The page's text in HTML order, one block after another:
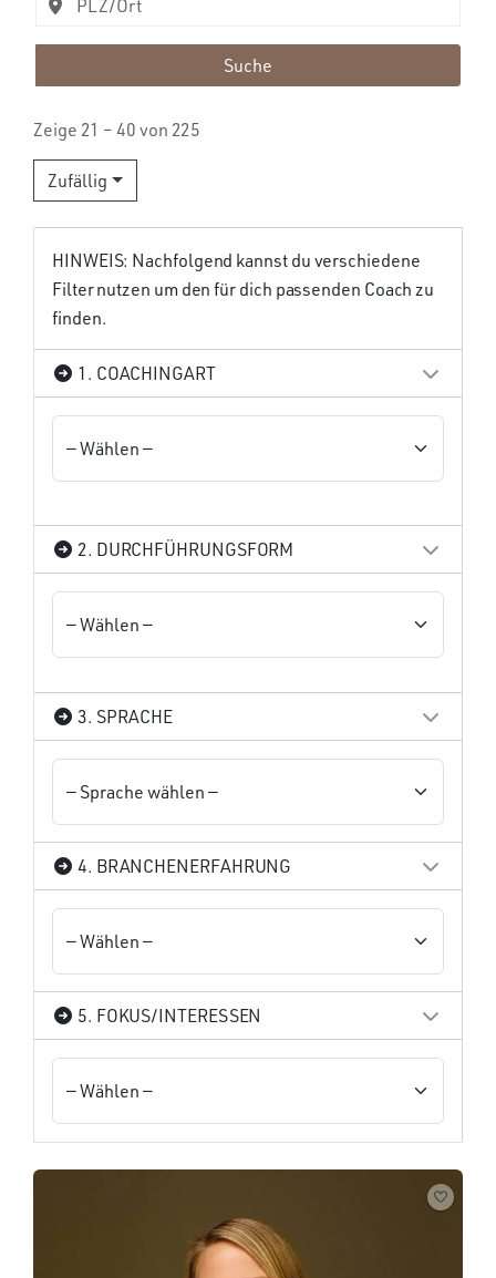
Suche
Zeige 21 – 40 von 225
Zufällig
HINWEIS: Nachfolgend kannst du verschiedene
Filter nutzen um den für dich passenden Coach zu
finden.
1. COACHINGART
2. DURCHFÜHRUNGSFORM
3. SPRACHE
4. BRANCHENERFAHRUNG
5. FOKUS/INTERESSEN